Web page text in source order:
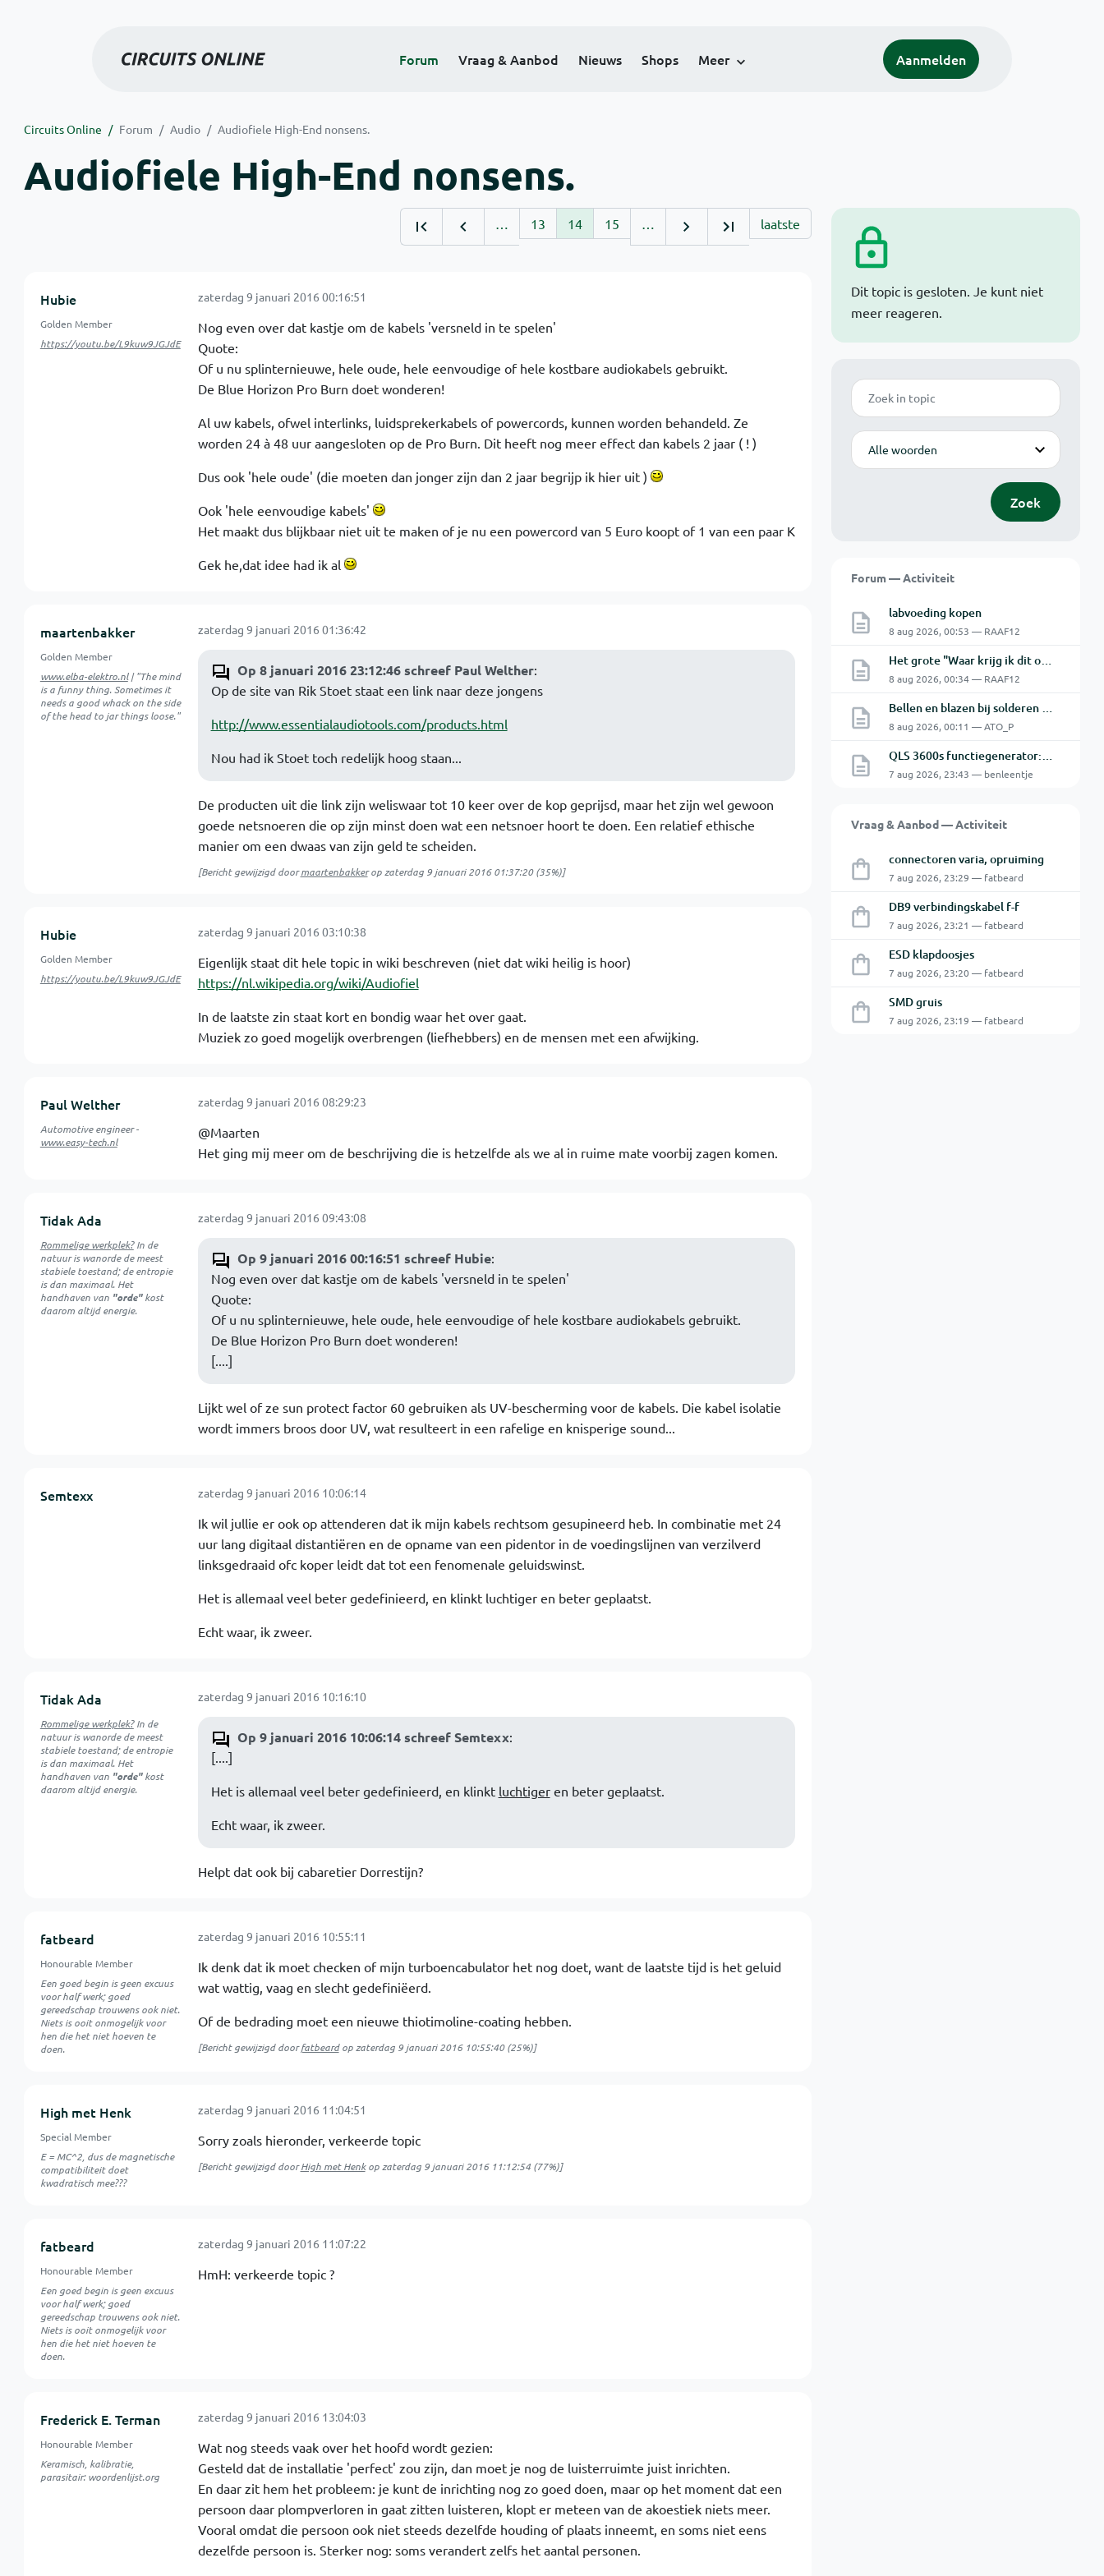
Forum Vraag & Aanbod Nieuws Shops Meer Aanmelden
Circuits Online Forum Audio Audiofiele High-End nonsens.
Audiofiele High-End nonsens.
Dit topic is gesloten. Je kunt niet
meer reageren.
Zoek
Modus
Zoek
Forum — Activiteit
labvoeding kopen
8 aug 2026, 00:53 — RAAF12
Het grote "Waar krijg ik dit onderdeel" topic Deel 11
8 aug 2026, 00:34 — RAAF12
Bellen en blazen bij solderen van Chinese PCBs
8 aug 2026, 00:11 — ATO_P
QLS 3600s functiegenerator: software verbinden lukt niet.
7 aug 2026, 23:43 — benleentje
Vraag & Aanbod — Activiteit
connectoren varia, opruiming
7 aug 2026, 23:29 — fatbeard
DB9 verbindingskabel f-f
7 aug 2026, 23:21 — fatbeard
ESD klapdoosjes
7 aug 2026, 23:20 — fatbeard
SMD gruis
7 aug 2026, 23:19 — fatbeard
… 13 14 15 … laatste
Hubie
Golden Member
https://youtu.be/L9kuw9JGJdE
zaterdag 9 januari 2016 00:16:51
Nog even over dat kastje om de kabels 'versneld in te spelen'
Quote:
Of u nu splinternieuwe, hele oude, hele eenvoudige of hele kostbare audiokabels gebruikt.
De Blue Horizon Pro Burn doet wonderen!
Al uw kabels, ofwel interlinks, luidsprekerkabels of powercords, kunnen worden behandeld. Ze
worden 24 à 48 uur aangesloten op de Pro Burn. Dit heeft nog meer effect dan kabels 2 jaar ( ! )
Dus ook 'hele oude' (die moeten dan jonger zijn dan 2 jaar begrijp ik hier uit )
Ook 'hele eenvoudige kabels'
Het maakt dus blijkbaar niet uit te maken of je nu een powercord van 5 Euro koopt of 1 van een paar K
Gek he,dat idee had ik al
maartenbakker
Golden Member
www.elba-elektro.nl| "The mind
is a funny thing. Sometimes it
needs a good whack on the side
of the head to jar things loose."
zaterdag 9 januari 2016 01:36:42
Op 8 januari 2016 23:12:46 schreef Paul Welther:
Op de site van Rik Stoet staat een link naar deze jongens
http://www.essentialaudiotools.com/products.html
Nou had ik Stoet toch redelijk hoog staan...
De producten uit die link zijn weliswaar tot 10 keer over de kop geprijsd, maar het zijn wel gewoon
goede netsnoeren die op zijn minst doen wat een netsnoer hoort te doen. Een relatief ethische
manier om een dwaas van zijn geld te scheiden.
[Bericht gewijzigd doormaartenbakkerop zaterdag 9 januari 2016 01:37:20(35%)]
Hubie
Golden Member
https://youtu.be/L9kuw9JGJdE
zaterdag 9 januari 2016 03:10:38
Eigenlijk staat dit hele topic in wiki beschreven (niet dat wiki heilig is hoor)
https://nl.wikipedia.org/wiki/Audiofiel
In de laatste zin staat kort en bondig waar het over gaat.
Muziek zo goed mogelijk overbrengen (liefhebbers) en de mensen met een afwijking.
Paul Welther
Automotive engineer -
www.easy-tech.nl
zaterdag 9 januari 2016 08:29:23
@Maarten
Het ging mij meer om de beschrijving die is hetzelfde als we al in ruime mate voorbij zagen komen.
Tidak Ada
Rommelige werkplek?In de
natuur iswanordede meest
stabiele toestand; de entropie
is dan maximaal. Het
handhaven van "orde"kost
daarom altijd energie.
zaterdag 9 januari 2016 09:43:08
Op 9 januari 2016 00:16:51 schreef Hubie:
Nog even over dat kastje om de kabels 'versneld in te spelen'
Quote:
Of u nu splinternieuwe, hele oude, hele eenvoudige of hele kostbare audiokabels gebruikt.
De Blue Horizon Pro Burn doet wonderen!
[....]
Lijkt wel of ze sun protect factor 60 gebruiken als UV-bescherming voor de kabels. Die kabel isolatie
wordt immers broos door UV, wat resulteert in een rafelige en knisperige sound...
Semtexx zaterdag 9 januari 2016 10:06:14
Ik wil jullie er ook op attenderen dat ik mijn kabels rechtsom gesupineerd heb. In combinatie met 24
uur lang digitaal distantiëren en de opname van een pidentor in de voedingslijnen van verzilverd
linksgedraaid ofc koper leidt dat tot een fenomenale geluidswinst.
Het is allemaal veel beter gedefinieerd, en klinkt luchtiger en beter geplaatst.
Echt waar, ik zweer.
Tidak Ada
Rommelige werkplek?In de
natuur iswanordede meest
stabiele toestand; de entropie
is dan maximaal. Het
handhaven van "orde"kost
daarom altijd energie.
zaterdag 9 januari 2016 10:16:10
Op 9 januari 2016 10:06:14 schreef Semtexx:
[....]
Het is allemaal veel beter gedefinieerd, en klinkt luchtigeren beter geplaatst.
Echt waar, ik zweer.
Helpt dat ook bij cabaretier Dorrestijn?
fatbeard
Honourable Member
Een goed begin is geen excuus
voor half werk; goed
gereedschap trouwens ook niet.
Niets is ooit onmogelijk voor
hen die het niet hoeven te
doen.
zaterdag 9 januari 2016 10:55:11
Ik denk dat ik moet checken of mijn turboencabulator het nog doet, want de laatste tijd is het geluid
wat wattig, vaag en slecht gedefiniëerd.
Of de bedrading moet een nieuwe thiotimoline-coating hebben.
[Bericht gewijzigd doorfatbeardop zaterdag 9 januari 2016 10:55:40(25%)]
High met Henk
Special Member
E = MC^2, dus de magnetische
compatibiliteit doet
kwadratisch mee???
zaterdag 9 januari 2016 11:04:51
Sorry zoals hieronder, verkeerde topic
[Bericht gewijzigd doorHigh met Henkop zaterdag 9 januari 2016 11:12:54(77%)]
fatbeard
Honourable Member
Een goed begin is geen excuus
voor half werk; goed
gereedschap trouwens ook niet.
Niets is ooit onmogelijk voor
hen die het niet hoeven te
doen.
zaterdag 9 januari 2016 11:07:22
HmH: verkeerde topic ?
Frederick E. Terman
Honourable Member
Keramisch, kalibratie,
parasitair: woordenlijst.org
zaterdag 9 januari 2016 13:04:03
Wat nog steeds vaak over het hoofd wordt gezien:
Gesteld dat de installatie 'perfect' zou zijn, dan moet je nog de luisterruimte juist inrichten.
En daar zit hem het probleem: je kunt de inrichting nog zo goed doen, maar op het moment dat een
persoon daar plompverloren in gaat zitten luisteren, klopt er meteen van de akoestiek niets meer.
Vooral omdat die persoon ook niet steeds dezelfde houding of plaats inneemt, en soms niet eens
dezelfde persoon is. Sterker nog: soms verandert zelfs het aantal personen.